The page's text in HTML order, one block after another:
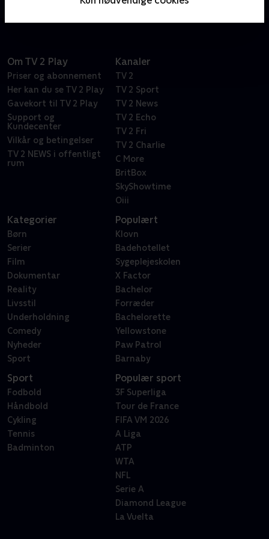
Om TV 2 Play
Priser og abonnement
Her kan du se TV 2 Play
Gavekort til TV 2 Play
Support og
Kundecenter
Vilkår og betingelser
TV 2 NEWS i offentligt
rum
Kanaler
TV 2
TV 2 Sport
TV 2 News
TV 2 Echo
TV 2 Fri
TV 2 Charlie
C More
BritBox
SkyShowtime
Oiii
Kategorier
Børn
Serier
Film
Dokumentar
Reality
Livsstil
Underholdning
Comedy
Nyheder
Sport
Populært
Klovn
Badehotellet
Sygeplejeskolen
X Factor
Bachelor
Forræder
Bachelorette
Yellowstone
Paw Patrol
Barnaby
Sport
Fodbold
Håndbold
Cykling
Tennis
Badminton
Populær sport
3F Superliga
Tour de France
FIFA VM 2026
A Liga
ATP
WTA
NFL
Serie A
Diamond League
La Vuelta